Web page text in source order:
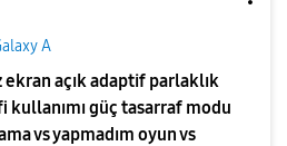
A
açık adaptif parlaklık
kullanımı güç tasarraf modu
vs yapmadım oyun vs